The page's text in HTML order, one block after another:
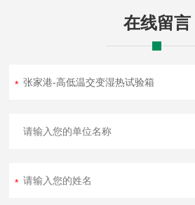
在线留言